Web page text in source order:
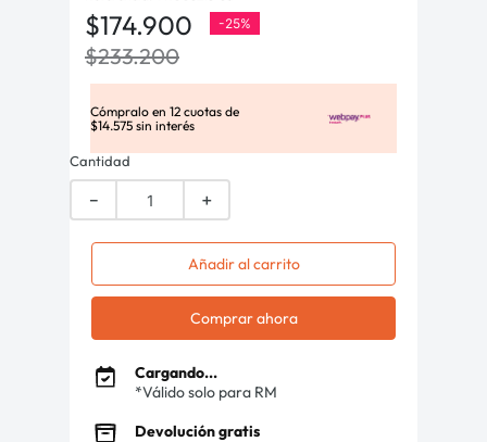
$174.900 -25%
$233.200
Cómpralo en 12 cuotas de
$14.575 sin interés
Cantidad
＋
－
Añadir al carrito
Comprar ahora
Cargando...
*Válido solo para RM
Devolución gratis